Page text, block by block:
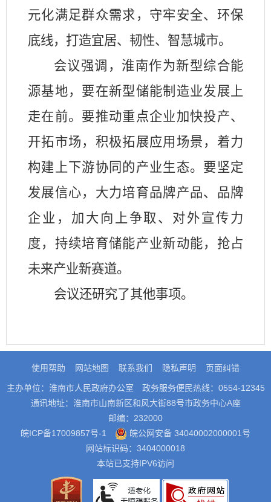
元化满足群众需求，守牢安全、环保
底线，打造宜居、韧性、智慧城市。
会议强调，淮南作为新型综合能
源基地，要在新型储能制造业发展上
走在前。要推动重点企业加快投产、
开拓市场，积极拓展应用场景，着力
构建上下游协同的产业生态。要坚定
发展信心，大力培育品牌产品、品牌
企业，加大向上争取、对外宣传力
度，持续培育储能产业新动能，抢占
未来产业新赛道。
会议还研究了其他事项。
使用帮助 网站地图 联系我们 隐私声明 页面纠错
主办单位：淮南市人民政府办公室
政务服务便民热线：0554-12345
通讯地址：淮南市山南新区和风大街88号市政务中心A座
邮编：232000
皖ICP备17009857号-1
皖公网安备 34040002000001号
网站标识码：3404000018
本站已支持IPV6访问